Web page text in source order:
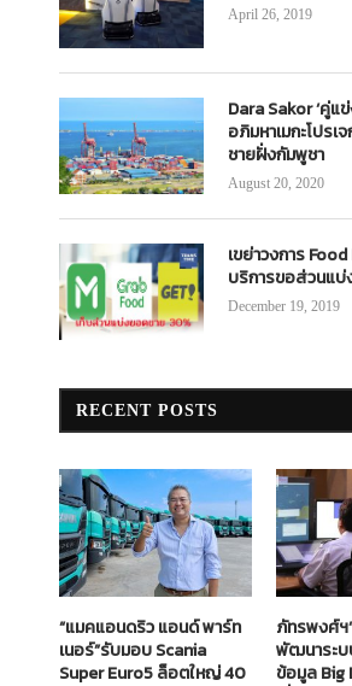
April 26, 2019
Dara Sakor ‘คู่แ
อภิมหาเมกะโปร
ชายฝั่งกัมพูชา
August 20, 2020
เขย่าวงการ
บริการขอส่วนแ
December 19, 2019
RECENT POSTS
“แมคแอนดริว แอนด์ พาร์ท
เนอร์”รับมอบ Scania
Super Euro5 ล็อตใหญ่ 40
ภัทรพงศ์ฯ
พัฒนาระบ
ข้อมูล Big